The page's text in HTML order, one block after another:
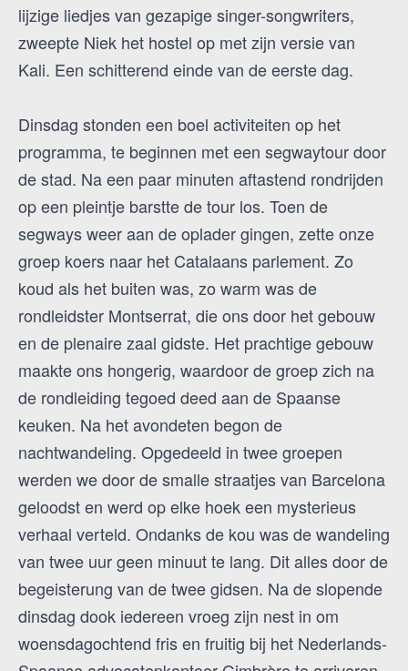
lijzige liedjes van gezapige singer-songwriters,
zweepte Niek het hostel op met zijn versie van
Kali. Een schitterend einde van de eerste dag.
Dinsdag stonden een boel activiteiten op het
programma, te beginnen met een segwaytour door
de stad. Na een paar minuten aftastend rondrijden
op een pleintje barstte de tour los. Toen de
segways weer aan de oplader gingen, zette onze
groep koers naar het Catalaans parlement. Zo
koud als het buiten was, zo warm was de
rondleidster Montserrat, die ons door het gebouw
en de plenaire zaal gidste. Het prachtige gebouw
maakte ons hongerig, waardoor de groep zich na
de rondleiding tegoed deed aan de Spaanse
keuken. Na het avondeten begon de
nachtwandeling. Opgedeeld in twee groepen
werden we door de smalle straatjes van Barcelona
geloodst en werd op elke hoek een mysterieus
verhaal verteld. Ondanks de kou was de wandeling
van twee uur geen minuut te lang. Dit alles door de
begeisterung van de twee gidsen. Na de slopende
dinsdag dook iedereen vroeg zijn nest in om
woensdagochtend fris en fruitig bij het Nederlands-